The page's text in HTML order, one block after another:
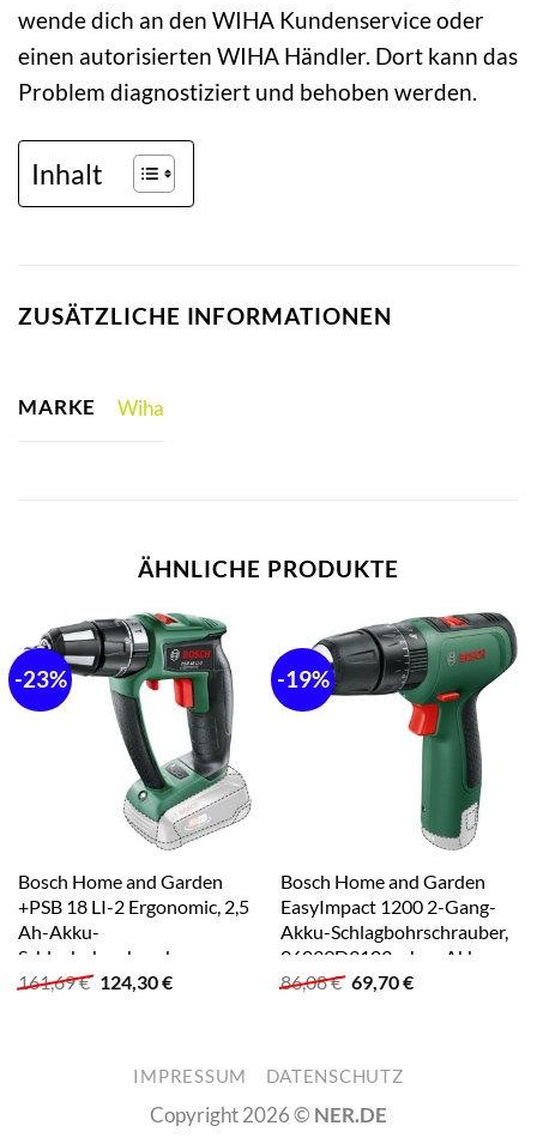
wende dich an den WIHA Kundenservice oder
einen autorisierten WIHA Händler. Dort kann das
Problem diagnostiziert und behoben werden.
Inhalt
ZUSÄTZLICHE INFORMATIONEN
MARKE Wiha
ÄHNLICHE PRODUKTE
-23%
Bosch Home and Garden
+PSB 18 LI-2 Ergonomic, 2,5
Ah-Akku-
Schlagbohrschrauber,
06039B0302, ohne Akku
161,69€ Ursprünglicher
Preis
124,30€Aktueller
-19%
Bosch Home and Garden
EasyImpact 1200 2-Gang-
Akku-Schlagbohrschrauber,
06039D3103, ohne Akku
86,08€ Ursprünglicher
Preis
69,70€Aktueller
IMPRESSUM DATENSCHUTZ
Copyright 2026 © NER.DE